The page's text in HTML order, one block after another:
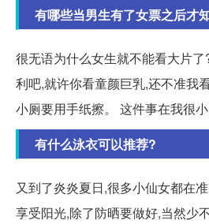
有哪些当男生有了女票之后才
很无语为什么女生就不能看大片
利吧,就许你看童颜巨乳,还不准我
小厕要用手纸擦。 这件事在我很小
有什么泳衣可以推荐?
又到了炎炎夏日,很多小仙女都在
享受阳光,除了防晒要做好,当然少